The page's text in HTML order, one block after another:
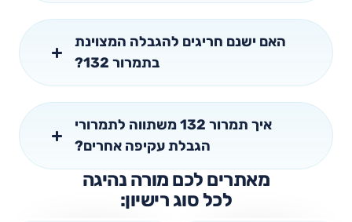
האם ישנם חריגים להגבלה המצוינת
בתמרור 132?
איך תמרור 132 משתווה לתמרורי
הגבלת עקיפה אחרים?
מאתרים לכם מורה נהיגה
לכל סוג רישיון: